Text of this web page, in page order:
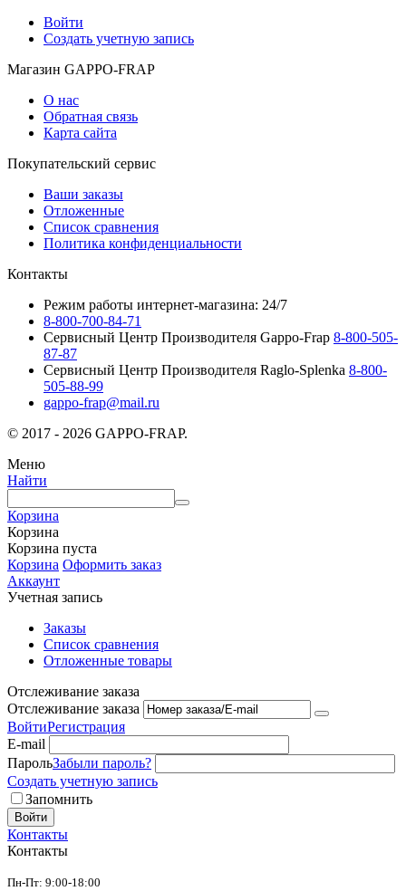
Войти
Создать учетную запись
Магазин GAPPO-FRAP
О нас
Обратная связь
Карта сайта
Покупательский сервис
Ваши заказы
Отложенные
Список сравнения
Политика конфиденциальности
Контакты
Режим работы интернет-магазина: 24/7
8-800-700-84-71
Сервисный Центр Производителя Gappo-Frap 8-800-505-
87-87
Сервисный Центр Производителя Raglo-Splenka 8-800-
505-88-99
gappo-frap@mail.ru
© 2017 - 2026 GAPPO-FRAP.
Меню
Найти
Корзина
Корзина
Корзина пуста
Корзина Оформить заказ
Аккаунт
Учетная запись
Заказы
Список сравнения
Отложенные товары
Отслеживание заказа
Отслеживание заказа
ВойтиРегистрация
E-mail
ПарольЗабыли пароль?
Создать учетную запись
Запомнить
Войти
Контакты
Контакты
Пн-Пт: 9:00-18:00